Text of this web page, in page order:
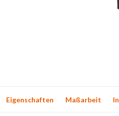
Eigenschaften Maßarbeit